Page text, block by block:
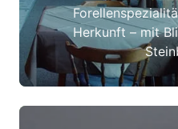
Herkunft – mit